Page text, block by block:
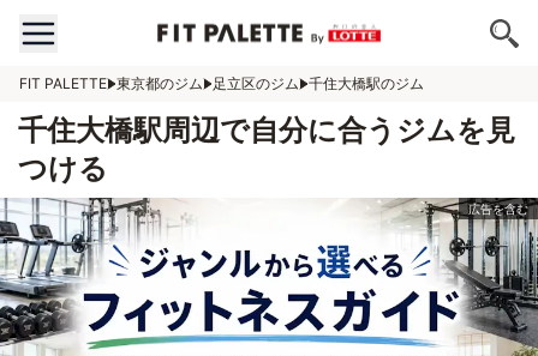
FIT PALETTE 東京都のジム 足立区のジム 千住大橋駅のジム
千住大橋駅周辺で自分に合うジムを見
つける